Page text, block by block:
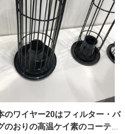
のワイヤー20はフィルター・バ
のおりの高温ケイ素のコーティ